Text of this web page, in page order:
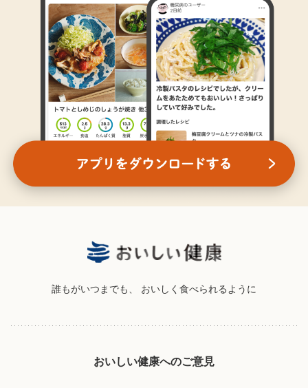
誰もがいつまでも、 おいしく食べられるように
おいしい健康へのご意見